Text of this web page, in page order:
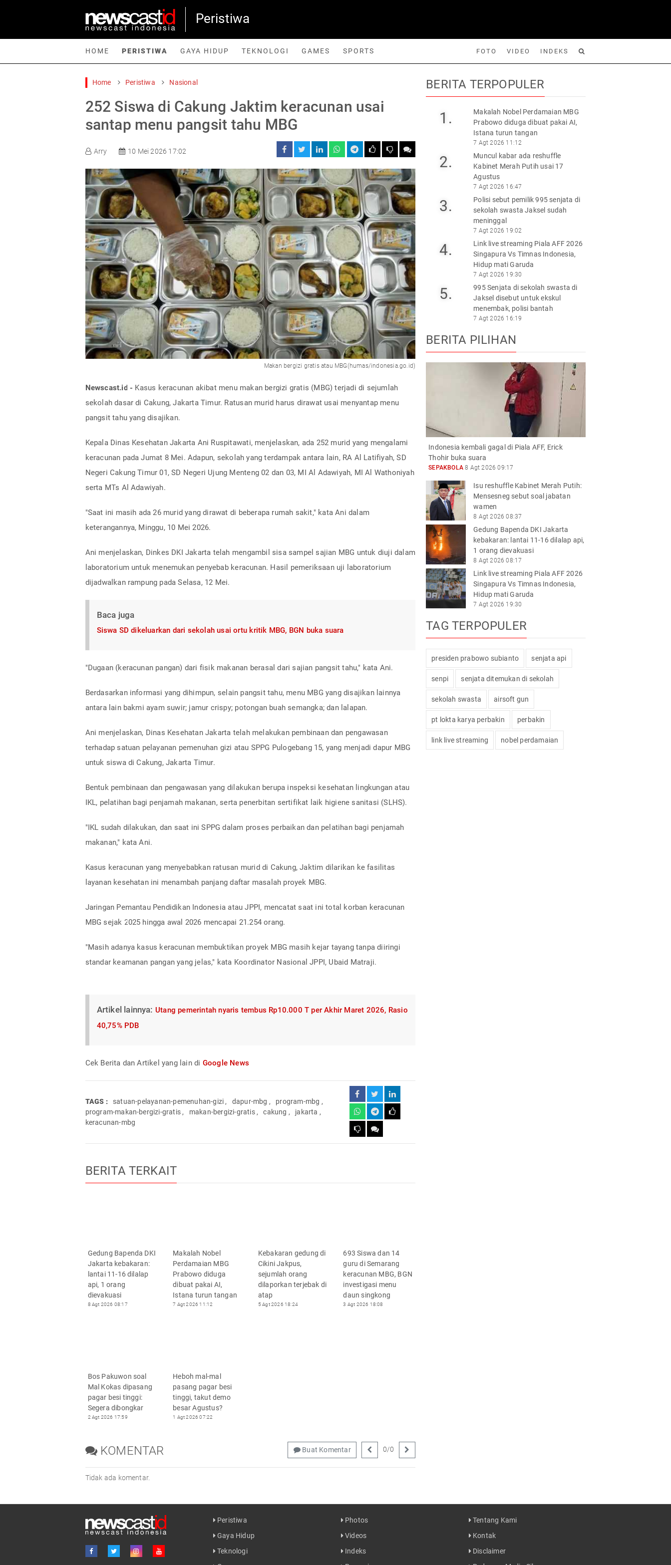
Peristiwa
HOME PERISTIWA GAYA HIDUP TEKNOLOGI GAMES SPORTS FOTO VIDEO INDEKS
Gaya Hidup
Foto
Home Peristiwa Nasional
252 Siswa di Cakung Jaktim keracunan usai
santap menu pangsit tahu MBG
Arry 10 Mei 2026 17:02
Makan bergizi gratis atau MBG(humas/indonesia.go.id)
Newscast.id - Kasus keracunan akibat menu makan bergizi gratis (MBG) terjadi di sejumlah
sekolah dasar di Cakung, Jakarta Timur. Ratusan murid harus dirawat usai menyantap menu
pangsit tahu yang disajikan.
Kepala Dinas Kesehatan Jakarta Ani Ruspitawati, menjelaskan, ada 252 murid yang mengalami
keracunan pada Jumat 8 Mei. Adapun, sekolah yang terdampak antara lain, RA Al Latifiyah, SD
Negeri Cakung Timur 01, SD Negeri Ujung Menteng 02 dan 03, MI Al Adawiyah, MI Al Wathoniyah
serta MTs Al Adawiyah.
"Saat ini masih ada 26 murid yang dirawat di beberapa rumah sakit," kata Ani dalam
keterangannya, Minggu, 10 Mei 2026.
Ani menjelaskan, Dinkes DKI Jakarta telah mengambil sisa sampel sajian MBG untuk diuji dalam
laboratorium untuk menemukan penyebab keracunan. Hasil pemeriksaan uji laboratorium
dijadwalkan rampung pada Selasa, 12 Mei.
Baca juga
Siswa SD dikeluarkan dari sekolah usai ortu kritik MBG, BGN buka suara
"Dugaan (keracunan pangan) dari fisik makanan berasal dari sajian pangsit tahu," kata Ani.
Berdasarkan informasi yang dihimpun, selain pangsit tahu, menu MBG yang disajikan lainnya
antara lain bakmi ayam suwir; jamur crispy; potongan buah semangka; dan lalapan.
Ani menjelaskan, Dinas Kesehatan Jakarta telah melakukan pembinaan dan pengawasan
terhadap satuan pelayanan pemenuhan gizi atau SPPG Pulogebang 15, yang menjadi dapur MBG
untuk siswa di Cakung, Jakarta Timur.
Bentuk pembinaan dan pengawasan yang dilakukan berupa inspeksi kesehatan lingkungan atau
IKL, pelatihan bagi penjamah makanan, serta penerbitan sertifikat laik higiene sanitasi (SLHS).
"IKL sudah dilakukan, dan saat ini SPPG dalam proses perbaikan dan pelatihan bagi penjamah
makanan," kata Ani.
Kasus keracunan yang menyebabkan ratusan murid di Cakung, Jaktim dilarikan ke fasilitas
layanan kesehatan ini menambah panjang daftar masalah proyek MBG.
Jaringan Pemantau Pendidikan Indonesia atau JPPI, mencatat saat ini total korban keracunan
MBG sejak 2025 hingga awal 2026 mencapai 21.254 orang.
"Masih adanya kasus keracunan membuktikan proyek MBG masih kejar tayang tanpa diiringi
standar keamanan pangan yang jelas," kata Koordinator Nasional JPPI, Ubaid Matraji.
Artikel lainnya: Utang pemerintah nyaris tembus Rp10.000 T per Akhir Maret 2026, Rasio
40,75% PDB
Cek Berita dan Artikel yang lain di Google News
TAGS : satuan-pelayanan-pemenuhan-gizi , dapur-mbg , program-mbg ,
program-makan-bergizi-gratis , makan-bergizi-gratis, cakung , jakarta ,
keracunan-mbg
BERITA TERKAIT
Gedung Bapenda DKI
Jakarta kebakaran:
lantai 11-16 dilalap
api, 1 orang
dievakuasi
8 Agt 2026 08:17
Makalah Nobel
Perdamaian MBG
Prabowo diduga
dibuat pakai AI,
Istana turun tangan
7 Agt 2026 11:12
Kebakaran gedung di
Cikini Jakpus,
sejumlah orang
dilaporkan terjebak di
atap
5 Agt 2026 18:24
693 Siswa dan 14
guru di Semarang
keracunan MBG, BGN
investigasi menu
daun singkong
3 Agt 2026 18:08
Bos Pakuwon soal
Mal Kokas dipasang
pagar besi tinggi:
Segera dibongkar
2 Agt 2026 17:59
Heboh mal-mal
pasang pagar besi
tinggi, takut demo
besar Agustus?
1 Agt 2026 07:22
KOMENTAR Buat Komentar 0/0
Tidak ada komentar.
BERITA TERPOPULER
1.
Makalah Nobel Perdamaian MBG
Prabowo diduga dibuat pakai AI,
Istana turun tangan
7 Agt 2026 11:12
2.
Muncul kabar ada reshuffle
Kabinet Merah Putih usai 17
Agustus
7 Agt 2026 16:47
3.
Polisi sebut pemilik 995 senjata di
sekolah swasta Jaksel sudah
meninggal
7 Agt 2026 19:02
4.
Link live streaming Piala AFF 2026
Singapura Vs Timnas Indonesia,
Hidup mati Garuda
7 Agt 2026 19:30
5.
995 Senjata di sekolah swasta di
Jaksel disebut untuk ekskul
menembak, polisi bantah
7 Agt 2026 16:19
BERITA PILIHAN
Indonesia kembali gagal di Piala AFF, Erick
Thohir buka suara
SEPAKBOLA8 Agt 2026 09:17
Isu reshuffle Kabinet Merah Putih:
Mensesneg sebut soal jabatan
wamen
8 Agt 2026 08:37
Gedung Bapenda DKI Jakarta
kebakaran: lantai 11-16 dilalap api,
1 orang dievakuasi
8 Agt 2026 08:17
Link live streaming Piala AFF 2026
Singapura Vs Timnas Indonesia,
Hidup mati Garuda
7 Agt 2026 19:30
TAG TERPOPULER
presiden prabowo subianto senjata api
senpi senjata ditemukan di sekolah
sekolah swasta airsoft gun
pt lokta karya perbakin perbakin
link live streaming nobel perdamaian
Peristiwa
Gaya Hidup
Teknologi
Photos
Videos
Indeks
Tentang Kami
Kontak
Disclaimer